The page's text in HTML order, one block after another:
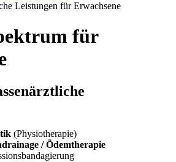
Leistungen für Erwachsene
für
(Physiotherapie)
/ Ödemtherapie